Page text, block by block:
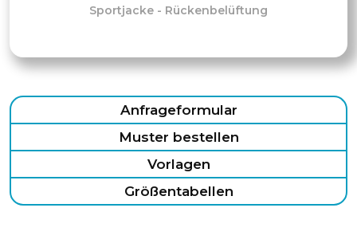
Sportjacke - Rückenbelüftung
Anfrageformular
Muster bestellen
Vorlagen
Größentabellen